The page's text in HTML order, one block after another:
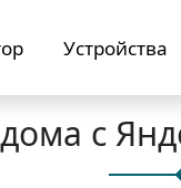
Устройства
с